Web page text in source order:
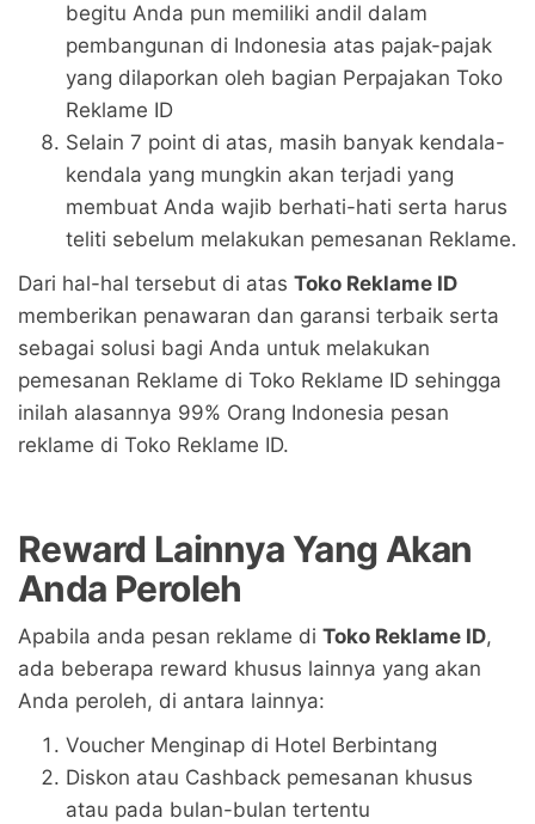
begitu Anda pun memiliki andil dalam
pembangunan di Indonesia atas pajak-pajak
yang dilaporkan oleh bagian Perpajakan Toko
Reklame ID
Selain 7 point di atas, masih banyak kendala-
kendala yang mungkin akan terjadi yang
membuat Anda wajib berhati-hati serta harus
teliti sebelum melakukan pemesanan Reklame.
Dari hal-hal tersebut di atas Toko Reklame ID
memberikan penawaran dan garansi terbaik serta
sebagai solusi bagi Anda untuk melakukan
pemesanan Reklame di Toko Reklame ID sehingga
inilah alasannya 99% Orang Indonesia pesan
reklame di Toko Reklame ID.
Reward Lainnya Yang Akan
Anda Peroleh
Apabila anda pesan reklame di Toko Reklame ID,
ada beberapa reward khusus lainnya yang akan
Anda peroleh, di antara lainnya:
Voucher Menginap di Hotel Berbintang
Diskon atau Cashback pemesanan khusus
atau pada bulan-bulan tertentu